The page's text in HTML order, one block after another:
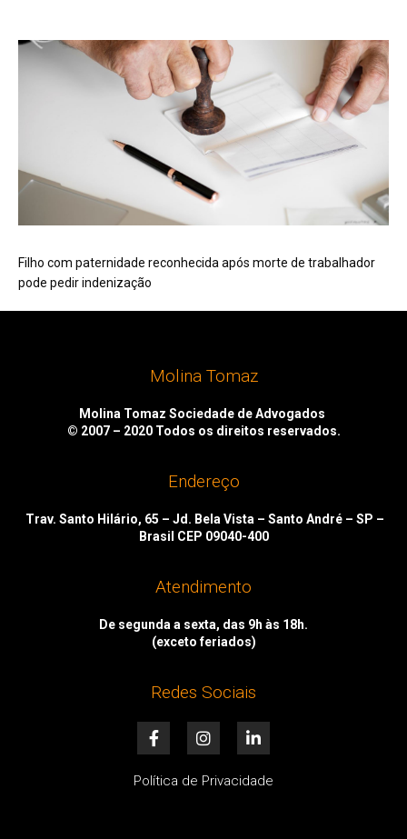
Filho com paternidade reconhecida após morte de trabalhador
pode pedir indenização
Molina Tomaz
Molina Tomaz Sociedade de Advogados
© 2007 – 2020 Todos os direitos reservados.
Endereço
Trav. Santo Hilário, 65 – Jd. Bela Vista – Santo André – SP –
Brasil CEP 09040-400
Atendimento
De segunda a sexta, das 9h às 18h.
(exceto feriados)
Redes Sociais
F
a
e
I
n
t
i
k
Política de Privacidade